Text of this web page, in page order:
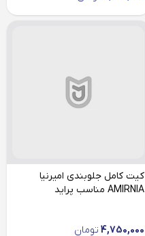
کیت کامل جلوبندی امیرنیا
AMIRNIA مناسب پراید
4,750,000 تومان